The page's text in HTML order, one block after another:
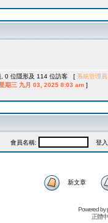
, 0 位隱形及 114 位訪客 [ 系統管理員
期三 九月 03, 2025 8:03 am ]
會員名稱: 登入
新文章
Powered by
正體